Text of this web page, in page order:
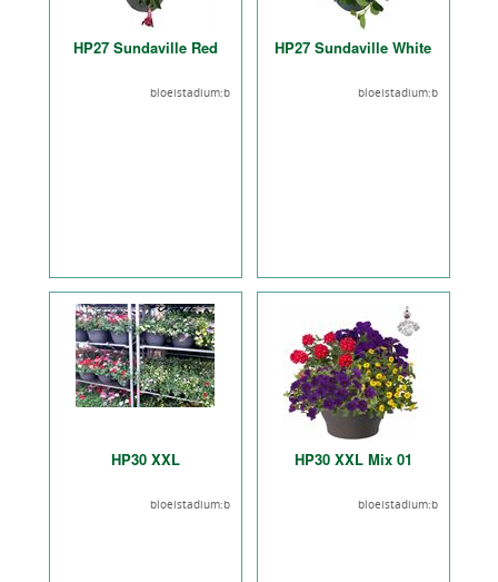
HP27 Sundaville Red
bloeistadium:b
HP27 Sundaville White
bloeistadium:b
HP30 XXL
bloeistadium:b
HP30 XXL Mix 01
bloeistadium:b